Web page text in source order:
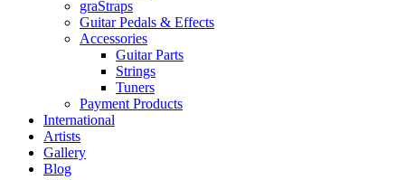
graStraps
Guitar Pedals & Effects
Accessories
Guitar Parts
Strings
Tuners
Payment Products
International
Artists
Gallery
Blog